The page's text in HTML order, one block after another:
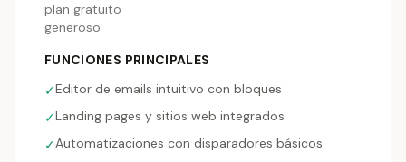
plan gratuito
generoso
FUNCIONES PRINCIPALES
✓Editor de emails intuitivo con bloques
✓Landing pages y sitios web integrados
✓Automatizaciones con disparadores básicos